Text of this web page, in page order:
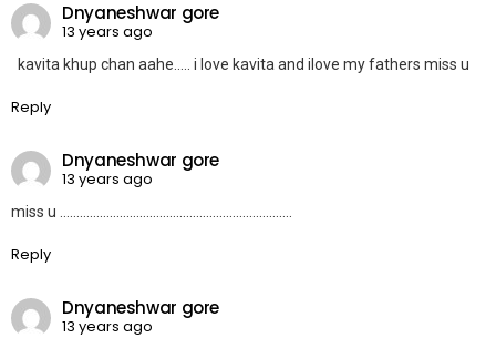
Dnyaneshwar gore
13 years ago
kavita khup chan aahe….. i love kavita and ilove my fathers miss u
Reply
Dnyaneshwar gore
13 years ago
miss u …………………………………………………………….
Reply
Dnyaneshwar gore
13 years ago